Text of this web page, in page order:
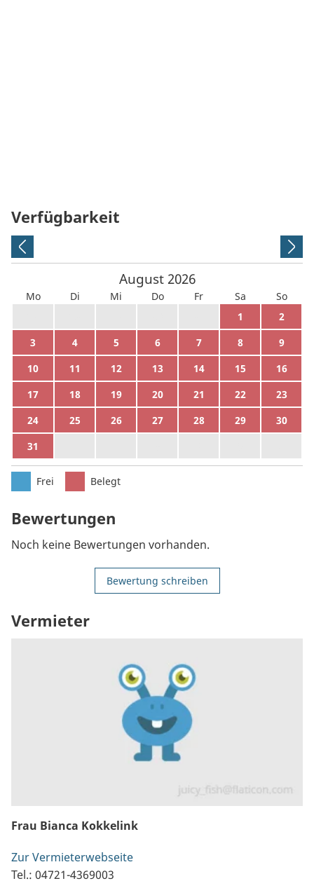
Verfügbarkeit
August 2026
Mo Di Mi Do Fr Sa
So
1
2
3
4 5 6 7 8
9
10
11 12 13 14 15
16
17
18 19 20 21 22
23
24
25 26 27 28 29
30
31
Frei Belegt
Bewertungen
Noch keine Bewertungen vorhanden.
Bewertung schreiben
Vermieter
Frau Bianca Kokkelink
Zur Vermieterwebseite
Tel.: 04721-4369003